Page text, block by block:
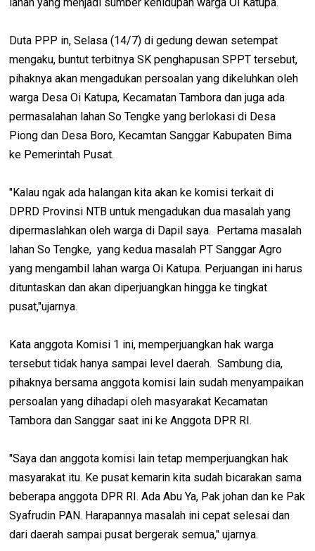
Duta PPP in, Selasa (14/7) di gedung dewan setempat
mengaku, buntut terbitnya SK penghapusan SPPT tersebut,
pihaknya akan mengadukan persoalan yang dikeluhkan oleh
warga Desa Oi Katupa, Kecamatan Tambora dan juga ada
permasalahan lahan So Tengke yang berlokasi di Desa
Piong dan Desa Boro, Kecamtan Sanggar Kabupaten Bima
ke Pemerintah Pusat.
"Kalau ngak ada halangan kita akan ke komisi terkait di
DPRD Provinsi NTB untuk mengadukan dua masalah yang
dipermaslahkan oleh warga di Dapil saya. Pertama masalah
lahan So Tengke, yang kedua masalah PT Sanggar Agro
yang mengambil lahan warga Oi Katupa. Perjuangan ini harus
dituntaskan dan akan diperjuangkan hingga ke tingkat
pusat,"ujarnya.
Kata anggota Komisi 1 ini, memperjuangkan hak warga
tersebut tidak hanya sampai level daerah. Sambung dia,
pihaknya bersama anggota komisi lain sudah menyampaikan
persoalan yang dihadapi oleh masyarakat Kecamatan
Tambora dan Sanggar saat ini ke Anggota DPR RI.
"Saya dan anggota komisi lain tetap memperjuangkan hak
masyarakat itu. Ke pusat kemarin kita sudah bicarakan sama
beberapa anggota DPR RI. Ada Abu Ya, Pak johan dan ke Pak
Syafrudin PAN. Harapannya masalah ini cepat selesai dan
dari daerah sampai pusat bergerak semua," ujarnya.